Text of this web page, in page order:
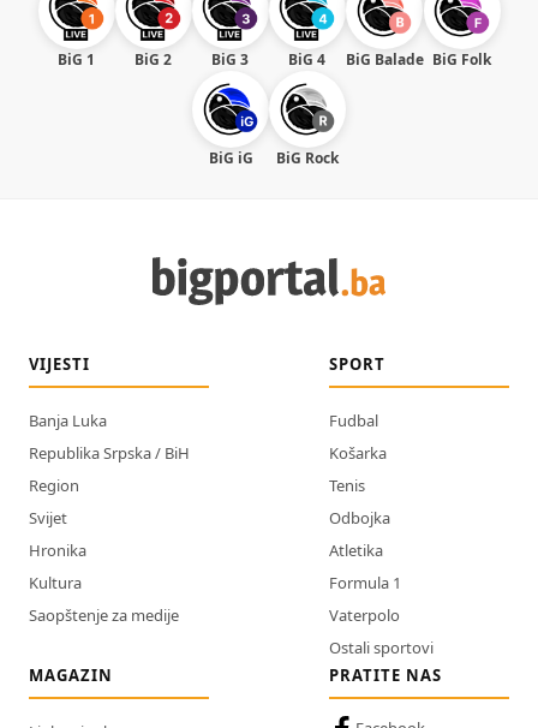
BiG 1 BiG 2 BiG 3 BiG 4 BiG Balade BiG Folk
BiG iG BiG Rock
VIJESTI
Banja Luka
Republika Srpska / BiH
Region
Svijet
Hronika
Kultura
Saopštenje za medije
SPORT
Fudbal
Košarka
Tenis
Odbojka
Atletika
Formula 1
Vaterpolo
Ostali sportovi
MAGAZIN
PRATITE NAS